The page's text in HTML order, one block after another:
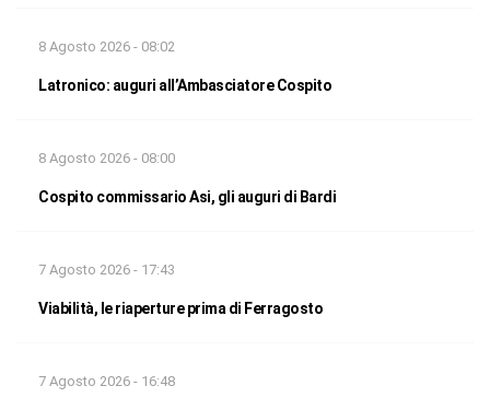
8 Agosto 2026 - 08:02
Latronico: auguri all’Ambasciatore Cospito
8 Agosto 2026 - 08:00
Cospito commissario Asi, gli auguri di Bardi
7 Agosto 2026 - 17:43
Viabilità, le riaperture prima di Ferragosto
7 Agosto 2026 - 16:48